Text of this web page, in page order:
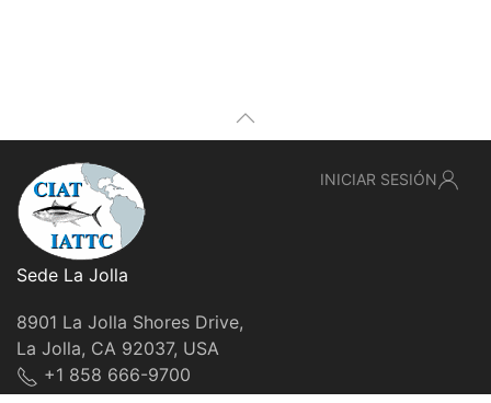
Sede La Jolla
8901 La Jolla Shores Drive,
La Jolla, CA 92037, USA
+1 858 666-9700
INICIAR SESIÓN